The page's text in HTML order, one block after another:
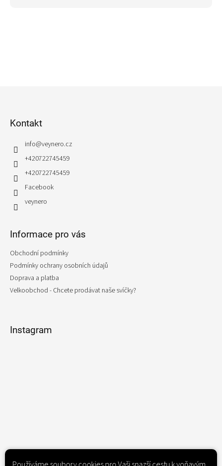
Kontakt
info@veynero.cz
+420722745459
+420722745459
Facebook
veynero
Informace pro vás
Obchodní podmínky
Podmínky ochrany osobních údajů
Doprava a platba
Velkoobchod - Chcete prodávat naše svíčky?
Instagram